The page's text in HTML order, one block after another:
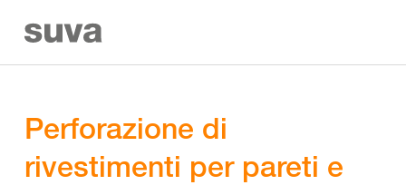
Perforazione di
rivestimenti per pareti e